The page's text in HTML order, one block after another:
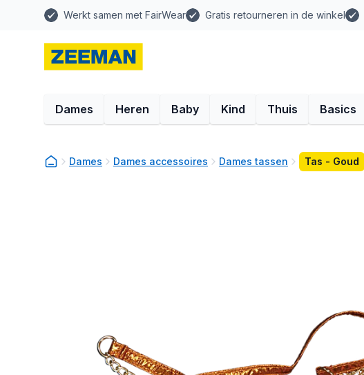
Werkt samen met FairWear Gratis retourneren in de winkel
Dames Heren Baby Kind Thuis Basics
Dames Dames accessoires Dames tassen Tas - Goud